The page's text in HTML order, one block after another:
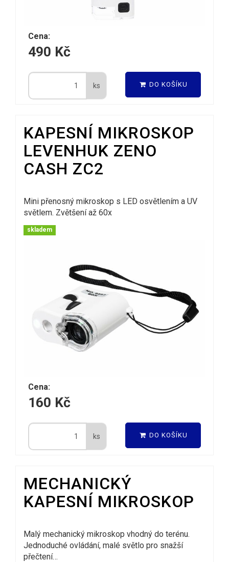
Cena:
490 Kč
ks DO KOŠÍKU
KAPESNÍ MIKROSKOP
LEVENHUK ZENO
CASH ZC2
Mini přenosný mikroskop s LED osvětlením a UV
světlem. Zvětšení až 60x
skladem
Cena:
160 Kč
ks DO KOŠÍKU
MECHANICKÝ
KAPESNÍ MIKROSKOP
Malý mechanický mikroskop vhodný do terénu.
Jednoduché ovládání, malé světlo pro snažší
přečtení…